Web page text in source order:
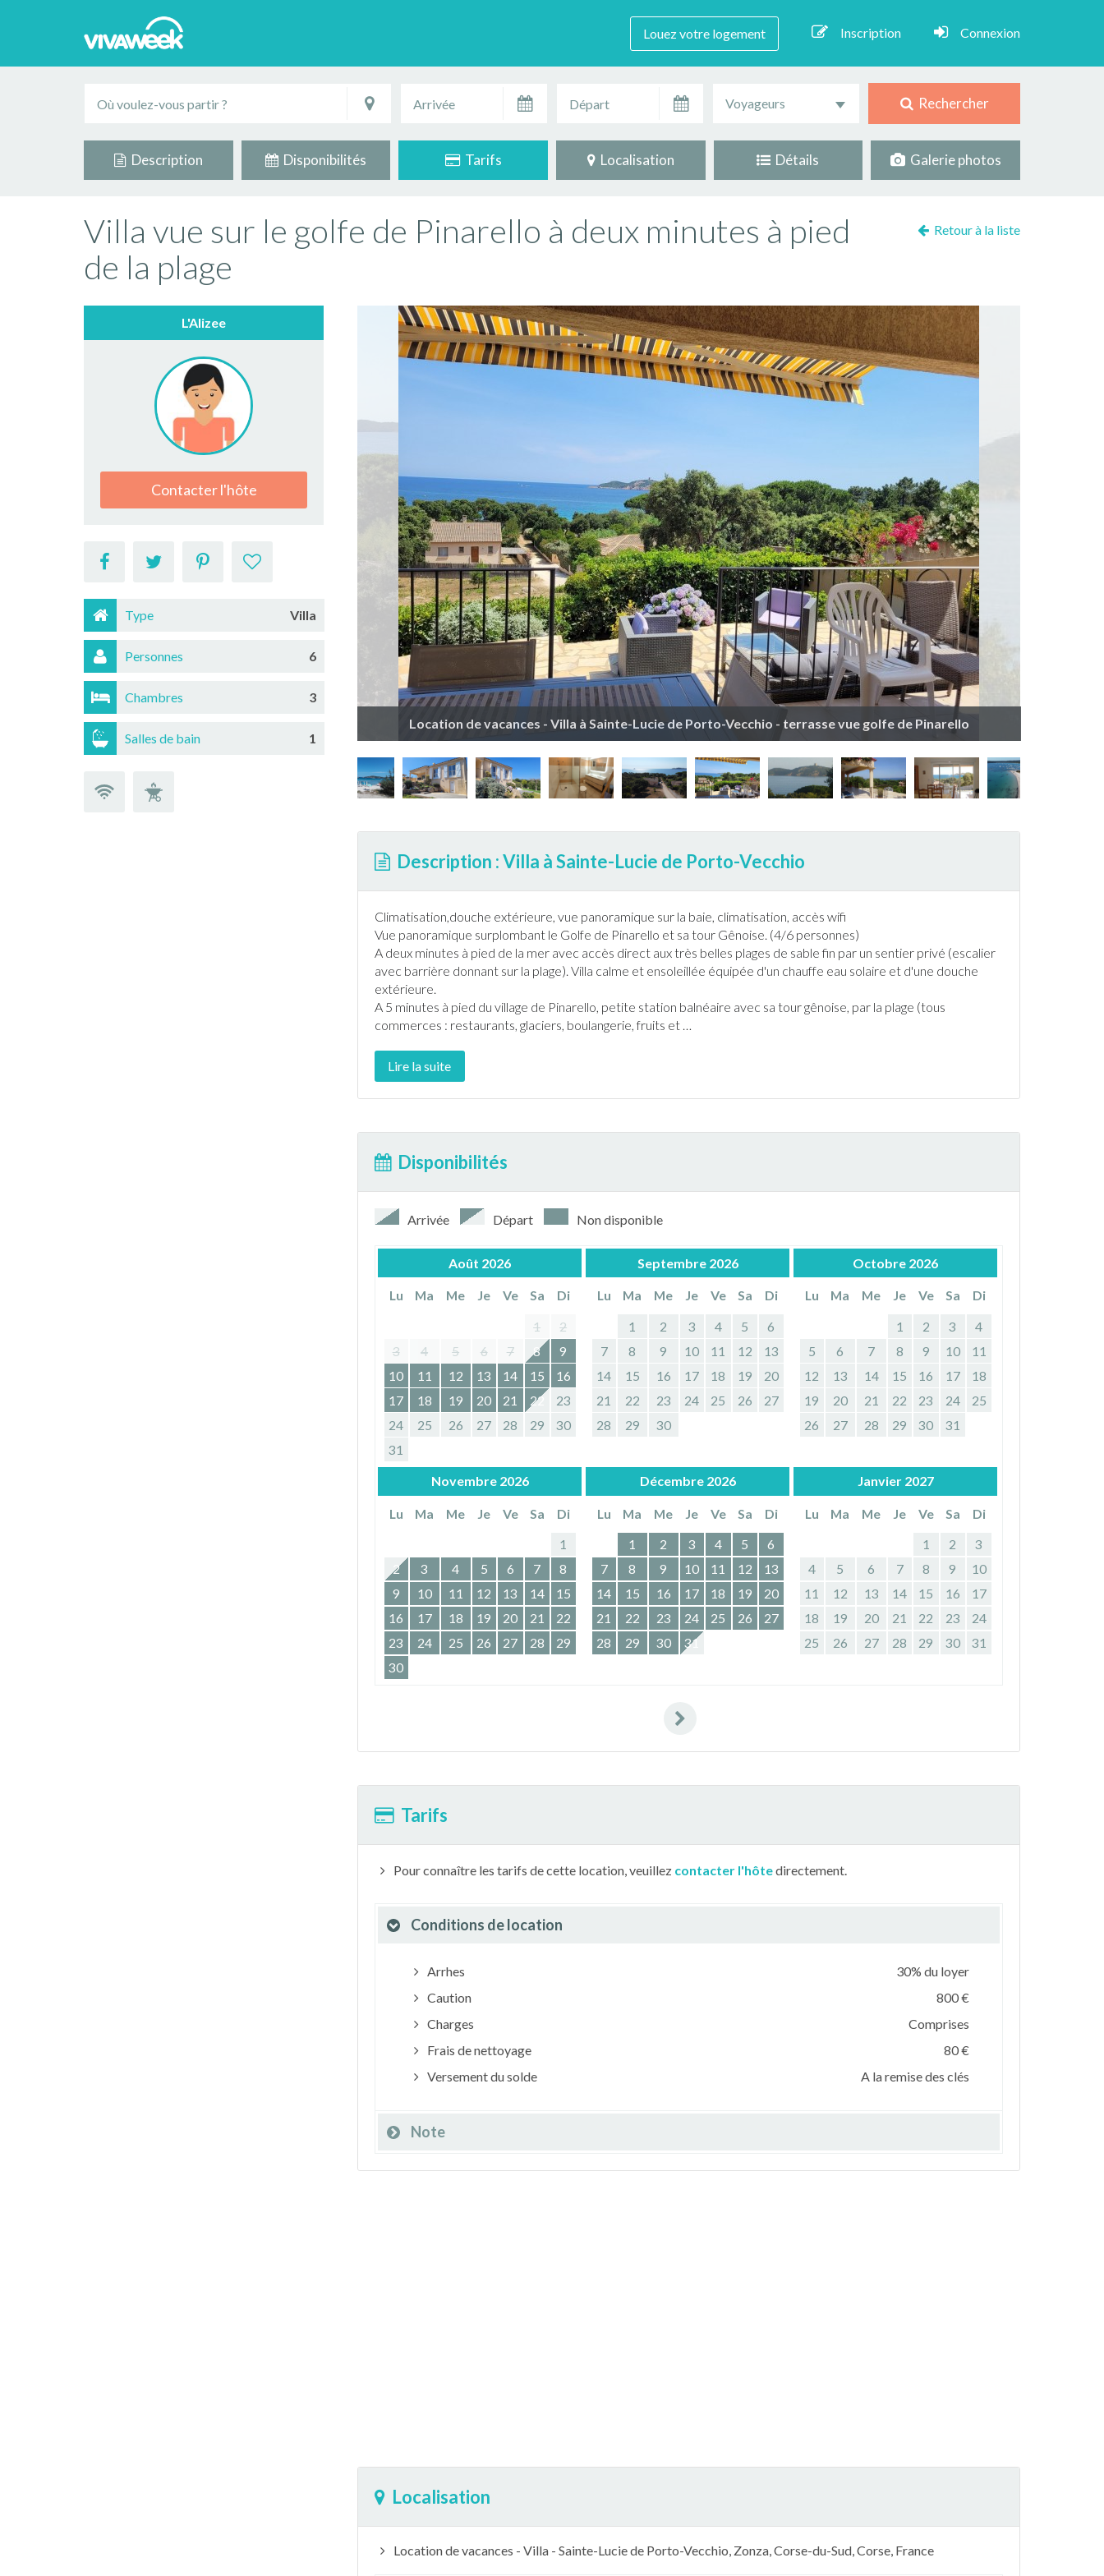
Louez votre logement Inscription Connexion
Voyageurs Rechercher
Description Disponibilités Tarifs Localisation Détails Galerie photos
Villa vue sur le golfe de Pinarello à deux minutes à pied
de la plage
Retour à la liste
L'Alizee
Contacter l'hôte
Type Villa
Personnes 6
Chambres 3
Salles de bain 1
Location de vacances - Villa à Sainte-Lucie de Porto-Vecchio - terrasse vue golfe de Pinarello
Description : Villa à Sainte-Lucie de Porto-Vecchio
Climatisation,douche extérieure, vue panoramique sur la baie, climatisation, accès wifi
Vue panoramique surplombant le Golfe de Pinarello et sa tour Gênoise. (4/6 personnes)
A deux minutes à pied de la mer avec accès direct aux très belles plages de sable fin par un sentier privé (escalier
avec barrière donnant sur la plage). Villa calme et ensoleillée équipée d'un chauffe eau solaire et d'une douche
extérieure.
A 5 minutes à pied du village de Pinarello, petite station balnéaire avec sa tour gênoise, par la plage (tous
commerces : restaurants, glaciers, boulangerie, fruits et …
Lire la suite
Disponibilités
Arrivée Départ Non disponible
Août 2026
Lu Ma Me Je Ve Sa
Di
1
2
3
4 5 6 7 8
9
10
11 12 13 14 15
16
17
18 19 20 21 22
23
24
25 26 27 28 29
30
31
Septembre 2026
Lu Ma Me Je Ve Sa
Di
1
2 3 4 5
6
7
8 9 10 11 12
13
14
15 16 17 18 19
20
21
22 23 24 25 26
27
28
29 30
Octobre 2026
Lu Ma Me Je Ve Sa
Di
1
2 3
4
5
6 7 8 9 10
11
12
13 14 15 16 17
18
19
20 21 22 23 24
25
26
27 28 29 30 31
Novembre 2026
Lu Ma Me Je Ve Sa
Di
1
2
3 4 5 6 7
8
9
10 11 12 13 14
15
16
17 18 19 20 21
22
23
24 25 26 27 28
29
30
Décembre 2026
Lu Ma Me Je Ve Sa
Di
1
2 3 4 5
6
7
8 9 10 11 12
13
14
15 16 17 18 19
20
21
22 23 24 25 26
27
28
29 30 31
Janvier 2027
Lu Ma Me Je Ve Sa
Di
1
2
3
4
5 6 7 8 9
10
11
12 13 14 15 16
17
18
19 20 21 22 23
24
25
26 27 28 29 30 31
Tarifs
Pour connaître les tarifs de cette location, veuillez contacter l'hôtedirectement.
Conditions de location
Arrhes
30% du loyer
Caution
800 €
Charges
Comprises
Frais de nettoyage
80 €
Versement du solde
A la remise des clés
Note
Localisation
Location de vacances - Villa - Sainte-Lucie de Porto-Vecchio, Zonza, Corse-du-Sud, Corse, France